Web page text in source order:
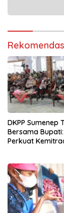
DKPP Sumenep
Bersama
Perkuat